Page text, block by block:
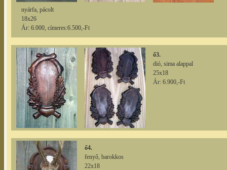
nyárfa, pácolt
18x26
Ár: 6.000, címeres:6.500,-Ft
ő3.
dió, sima alappal
25x18
Ár: 6.900,-Ft
ő4.
fenyő, barokkos
22x18